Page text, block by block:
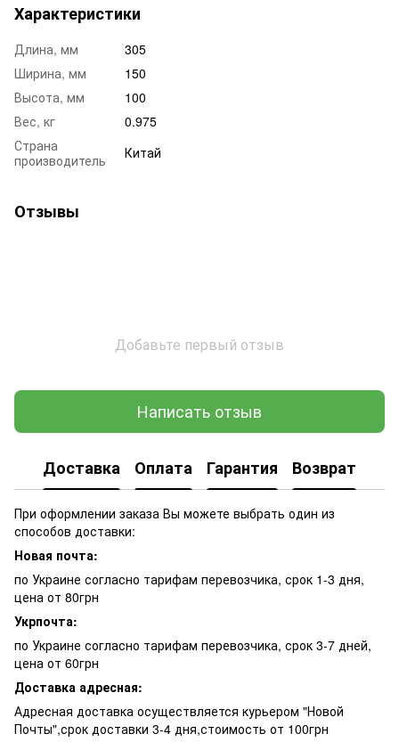
Характеристики
Длина, мм
305
Ширина, мм
150
Высота, мм
100
Вес, кг
0.975
Страна
производитель
Китай
Отзывы
Добавьте первый отзыв
Написать отзыв
Доставка Оплата Гарантия Возврат
При оформлении заказа Вы можете выбрать один из
способов доставки:
Новая почта:
по Украине согласно тарифам перевозчика, срок 1-3 дня,
цена от 80грн
Укрпочта:
по Украине согласно тарифам перевозчика, срок 3-7 дней,
цена от 60грн
Доставка адресная:
Адресная доставка осуществляется курьером "Новой
Почты",срок доставки 3-4 дня,стоимость от 100грн